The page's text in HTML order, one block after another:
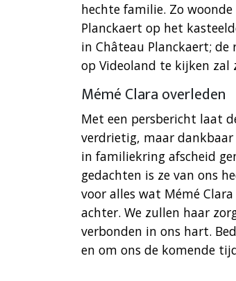
hechte familie. Zo
Planckaert op het
in Château Planckaert;
op Videoland te kijken zal
Mémé Clara overleden
Met een persbericht laat
verdrietig, maar
in familiekring afscheid
gedachten is ze van ons
voor alles wat Mémé
achter. We zullen haar
verbonden in ons hart.
en om ons de komende